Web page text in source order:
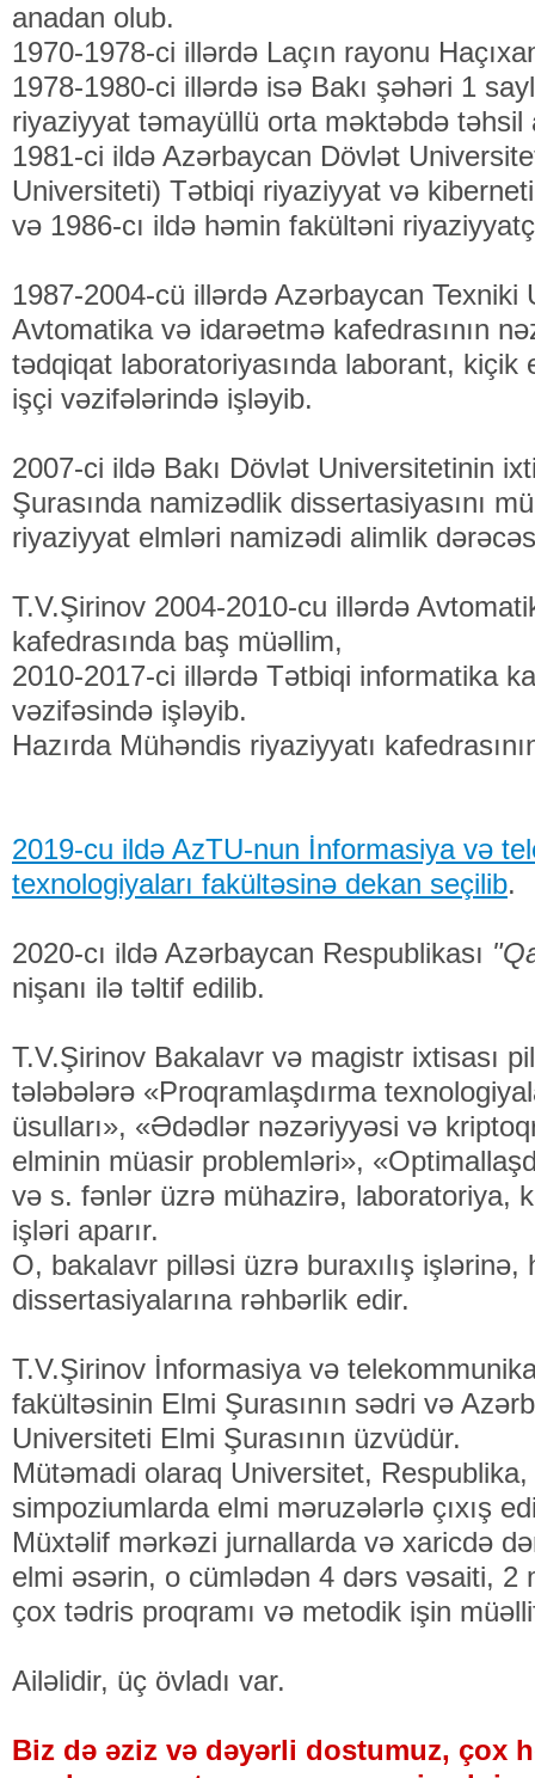
anadan olub.
1970-1978-ci illərdə Laçın rayonu
1978-1980-ci illərdə isə Bakı şəhəri 1
riyaziyyat təmayüllü orta məktəbdə təhsil
1981-ci ildə Azərbaycan Dövlət
Universiteti) Tətbiqi riyaziyyat və
və 1986-cı ildə həmin fakültəni
1987-2004-cü illərdə Azərbaycan Texniki
Avtomatika və idarəetmə kafedrasının
tədqiqat laboratoriyasında laborant, kiçik
işçi vəzifələrində işləyib.
2007-ci ildə Bakı Dövlət Universitetinin
Şurasında namizədlik dissertasiyasını
riyaziyyat elmləri namizədi alimlik
T.V.Şirinov 2004-2010-cu illərdə
kafedrasında baş müəllim,
2010-2017-ci illərdə Tətbiqi informatika
vəzifəsində işləyib.
Hazırda Mühəndis riyaziyyatı
2019-cu ildə AzTU-nun İnformasiya və
texnologiyaları fakültəsinə dekan seçilib.
2020-cı ildə Azərbaycan Respublikası
nişanı ilə təltif edilib.
T.V.Şirinov Bakalavr və magistr ixtisası
tələbələrə «Proqramlaşdırma
üsulları», «Ədədlər nəzəriyyəsi və
elminin müasir problemləri»,
və s. fənlər üzrə mühazirə, laboratoriya,
işləri aparır.
O, bakalavr pilləsi üzrə buraxılış
dissertasiyalarına rəhbərlik edir.
T.V.Şirinov İnformasiya və
fakültəsinin Elmi Şurasının sədri və
Universiteti Elmi Şurasının üzvüdür.
Mütəmadi olaraq Universitet,
simpoziumlarda elmi məruzələrlə çıxış
Müxtəlif mərkəzi jurnallarda və xaricdə
elmi əsərin, o cümlədən 4 dərs vəsaiti, 2
çox tədris proqramı və metodik işin
Ailəlidir, üç övladı var.
Biz də əziz və dəyərli dostumuz, çox